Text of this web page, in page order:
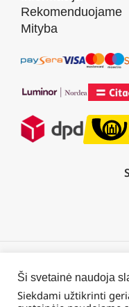
Rekomenduojame
Mityba
2026 © Visos
Ši svetainė naudoja
Siekdami užtikrinti